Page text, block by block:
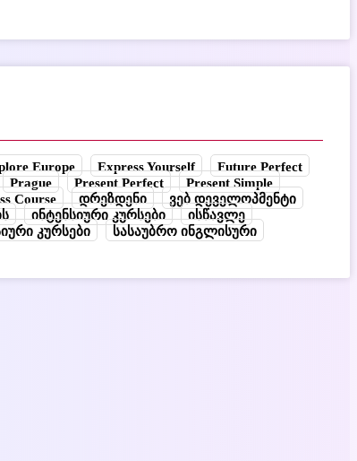
Europe Express Yourself
Future Perfect
Prague Present Perfect
Present Simple
Course დრეზდენი
ვებ დეველოპმენტი
ინტენსიური კურსები
ისწავლე
კურსები
სასაუბრო ინგლისური